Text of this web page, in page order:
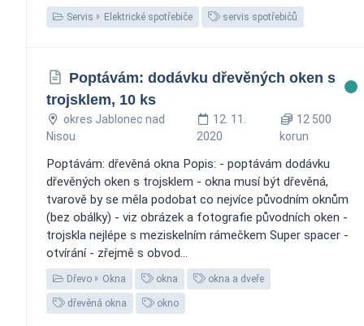
Servis Elektrické spotřebiče servis spotřebičů
Poptávám: dodávku dřevěných oken s
trojsklem, 10 ks
okres Jablonec nad
Nisou
12. 11.
2020
12 500
korun
Poptávám: dřevěná okna Popis: - poptávám dodávku
dřevěných oken s trojsklem - okna musí být dřevěná,
tvarově by se měla podobat co nejvíce původním oknům
(bez obálky) - viz obrázek a fotografie původních oken -
trojskla nejlépe s meziskelním rámečkem Super spacer -
otvírání - zřejmě s obvod...
Dřevo Okna okna okna a dveře
dřevěná okna okno